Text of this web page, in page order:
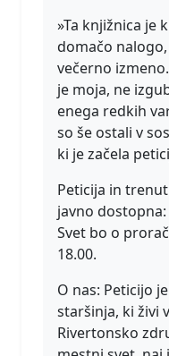
»Ta knjižnica je
domačo
večerno
je moja, ne
enega redkih
so še ostali v
ki je začela
Peticija in
javno
Svet bo o
18.00.
O nas: Peticijo
staršinja, ki živi
Rivertonsko